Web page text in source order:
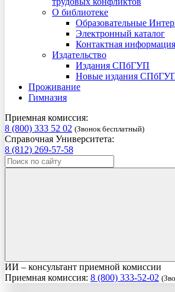
О библиотеке
Образовательные
Электронный каталог
Контактная информация
Издательство
Издания СПбГУП
Новые издания
Проживание
Гимназия
Приемная комиссия:
8 (800) 333 52 02 (Звонок бесплатный)
Справочная Университета:
8 (812) 269-57-58
ИИ – консультант приемной комиссии
Приемная комиссия: 8 (800) 333-52-02